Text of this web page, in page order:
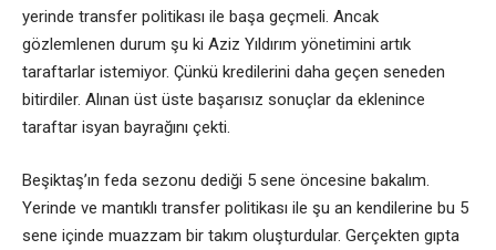
yerinde transfer politikası ile başa geçmeli. Ancak
gözlemlenen durum şu ki Aziz Yıldırım yönetimini artık
taraftarlar istemiyor. Çünkü kredilerini daha geçen seneden
bitirdiler. Alınan üst üste başarısız sonuçlar da eklenince
taraftar isyan bayrağını çekti.
Beşiktaş’ın feda sezonu dediği 5 sene öncesine bakalım.
Yerinde ve mantıklı transfer politikası ile şu an kendilerine bu 5
sene içinde muazzam bir takım oluşturdular. Gerçekten gıpta